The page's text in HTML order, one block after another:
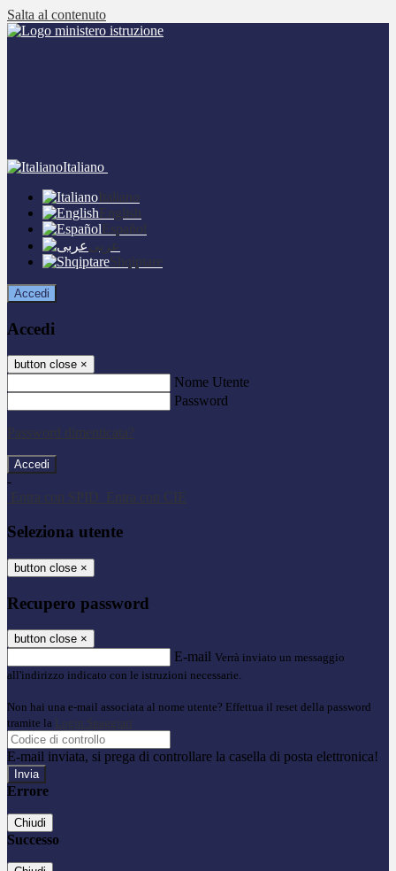
Salta al contenuto
Italiano
Italiano
English
Español
عربى
Shqiptare
Accedi
Accedi
button close ×
Nome Utente
Password
Password dimenticata?
-
Entra con SPID
Entra con CIE
Seleziona utente
button close ×
Recupero password
button close ×
E-mail Verrà inviato un messaggio
all'indirizzo indicato con le istruzioni necessarie.
Non hai una e-mail associata al nome utente? Effettua il reset della password
tramite la Login Spaggiari
E-mail inviata, si prega di controllare la casella di posta elettronica!
Errore
Chiudi
Successo